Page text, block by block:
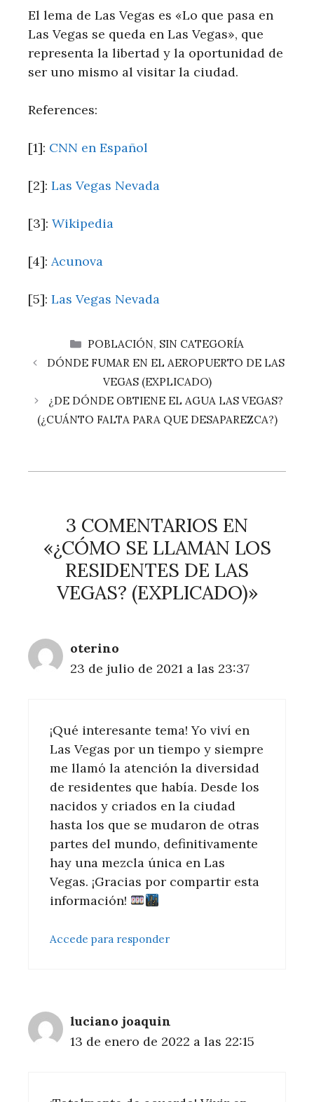
‌El ⁢lema de​ Las Vegas es⁢ «Lo que pasa en
Las Vegas se queda en Las ‌Vegas», que
representa la⁣ libertad y‍ la oportunidad de
ser uno mismo al visitar la‌ ciudad.
References:
[1]: CNN en Español
[2]: Las Vegas Nevada
[3]: Wikipedia
[4]: Acunova
[5]: Las Vegas‌ Nevada
CATEGORÍAS
POBLACIÓN, SIN CATEGORÍA
DÓNDE FUMAR EN EL AEROPUERTO DE LAS
VEGAS (EXPLICADO)
¿DE DÓNDE OBTIENE EL AGUA LAS VEGAS?
(¿CUÁNTO FALTA PARA QUE DESAPAREZCA?)
3 COMENTARIOS EN
«¿CÓMO SE LLAMAN LOS
RESIDENTES DE LAS
VEGAS? (EXPLICADO)»
oterino
23 de julio de 2021 a las 23:37
¡Qué interesante tema! Yo viví en
Las Vegas por un tiempo y siempre
me llamó la atención la diversidad
de residentes que había. Desde los
nacidos y criados en la ciudad
hasta los que se mudaron de otras
partes del mundo, definitivamente
hay una mezcla única en Las
Vegas. ¡Gracias por compartir esta
información!
Accede para responder
luciano joaquin
13 de enero de 2022 a las 22:15